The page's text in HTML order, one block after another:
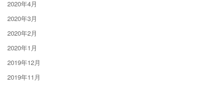
2020年4月
2020年3月
2020年2月
2020年1月
2019年12月
2019年11月